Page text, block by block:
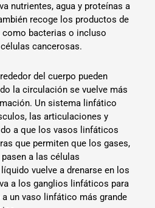
nutrientes, agua y proteínas a
recoge los productos de
como bacterias o incluso
cancerosas.
del cuerpo pueden
la circulación se vuelve más
Un sistema linfático
las articulaciones y
a que los vasos linfáticos
que permiten que los gases,
a las células
vuelve a drenarse en los
a los ganglios linfáticos para
un vaso linfático más grande